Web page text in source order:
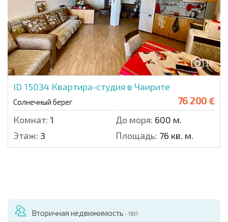
16
ID 15034 Квартира-студия в Чаирите
Солнечный берег 76 200 €
Комнат: 1 До моря: 600 м.
Этаж: 3 Площадь: 76 кв. м.
Вторичная недвижимость - 1181